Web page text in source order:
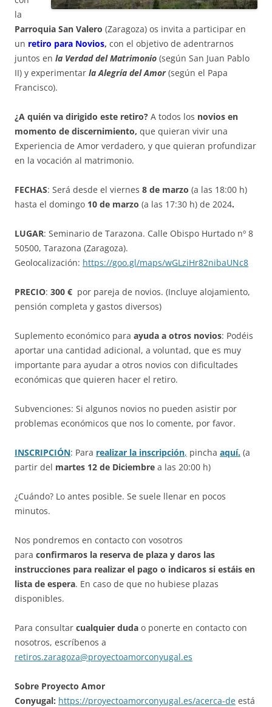
la
Parroquia San Valero (Zaragoza) os invita a participar en
un retiro para Novios, con el objetivo de adentrarnos
juntos en la Verdad del Matrimonio (según San Juan Pablo
II) y experimentar la Alegría del Amor(según el Papa
Francisco).
¿A quién va dirigido este retiro? A todos los novios en
momento de discernimiento, que quieran vivir una
Experiencia de Amor verdadero, y que quieran profundizar
en la vocación al matrimonio.
FECHAS: Será desde el viernes 8 de marzo (a las 18:00 h)
hasta el domingo 10 de marzo (a las 17:30 h) de 2024.
LUGAR: Seminario de Tarazona. Calle Obispo Hurtado nº 8
50500, Tarazona (Zaragoza).
Geolocalización: https://goo.gl/maps/wGLziHr82nibaUNc8
PRECIO: 300 € por pareja de novios. (Incluye alojamiento,
pensión completa y gastos diversos)
Suplemento económico para ayuda a otros novios: Podéis
aportar una cantidad adicional, a voluntad, que es muy
importante para ayudar a otros novios con dificultades
económicas que quieren hacer el retiro.
Subvenciones: Si algunos novios no pueden asistir por
problemas económicos que nos lo comente, por favor.
INSCRIPCIÓN: Para realizar la inscripción, pincha aquí. (a
partir del martes 12 de Diciembre a las 20:00 h)
¿Cuándo? Lo antes posible. Se suele llenar en pocos
minutos.
Nos pondremos en contacto con vosotros
para confirmaros la reserva de plaza y daros las
instrucciones para realizar el pago o indicaros si estáis en
lista de espera. En caso de que no hubiese plazas
disponibles.
Para consultar cualquier duda o ponerte en contacto con
nosotros, escríbenos a
retiros.zaragoza@proyectoamorconyugal.es
Sobre Proyecto Amor
Conyugal: https://proyectoamorconyugal.es/acerca-de está